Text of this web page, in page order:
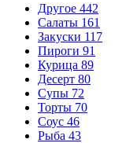
Другое 442
Салаты 161
Закуски 117
Пироги 91
Курица 89
Десерт 80
Супы 72
Торты 70
Соус 46
Рыба 43